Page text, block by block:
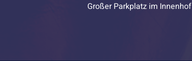
Großer Parkplatz im Innenhof